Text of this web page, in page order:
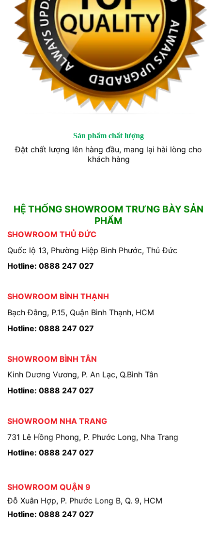
Sản phẩm chất lượng
Đặt chất lượng lên hàng đầu, mang lại hài lòng cho
khách hàng
HỆ THỐNG SHOWROOM TRƯNG BÀY SẢN
PHẨM
SHOWROOM THỦ ĐỨC
Quốc lộ 13, Phường Hiệp Bình Phước, Thủ Đức
Hotline: 0888 247 027
SHOWROOM BÌNH THẠNH
Bạch Đằng, P.15, Quận Bình Thạnh, HCM
Hotline: 0888 247 027
SHOWROOM BÌNH TÂN
Kinh Dương Vương, P. An Lạc, Q.Bình Tân
Hotline: 0888 247 027
SHOWROOM NHA TRANG
731 Lê Hồng Phong, P. Phước Long, Nha Trang
Hotline: 0888 247 027
SHOWROOM QUẬN 9
Đỗ Xuân Hợp, P. Phước Long B, Q. 9, HCM
Hotline: 0888 247 027